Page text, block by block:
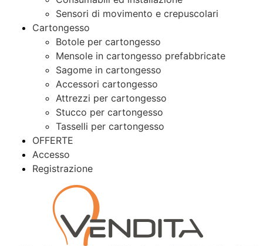
Sensori di movimento e crepuscolari
Cartongesso
Botole per cartongesso
Mensole in cartongesso prefabbricate
Sagome in cartongesso
Accessori cartongesso
Attrezzi per cartongesso
Stucco per cartongesso
Tasselli per cartongesso
OFFERTE
Accesso
Registrazione